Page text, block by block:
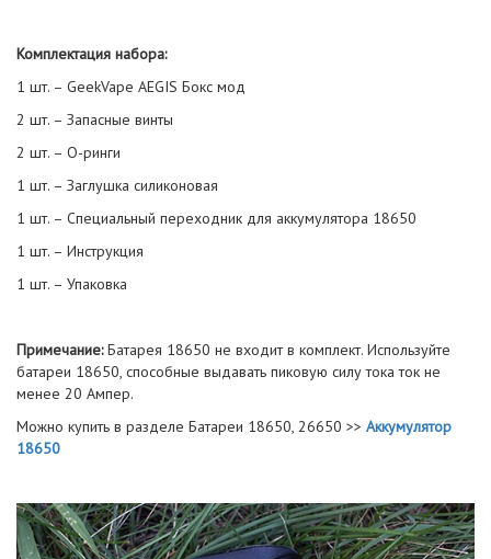
Комплектация набора:
1 шт. – GeekVape AEGIS Бокс мод
2 шт. – Запасные винты
2 шт. – О-ринги
1 шт. – Заглушка силиконовая
1 шт. – Специальный переходник для аккумулятора 18650
1 шт. – Инструкция
1 шт. – Упаковка
Примечание:Батарея 18650 не входит в комплект. Используйте
батареи 18650, способные выдавать пиковую силу тока ток не
менее 20 Ампер.
Можно купить в разделе Батареи 18650, 26650 >> Аккумулятор
18650